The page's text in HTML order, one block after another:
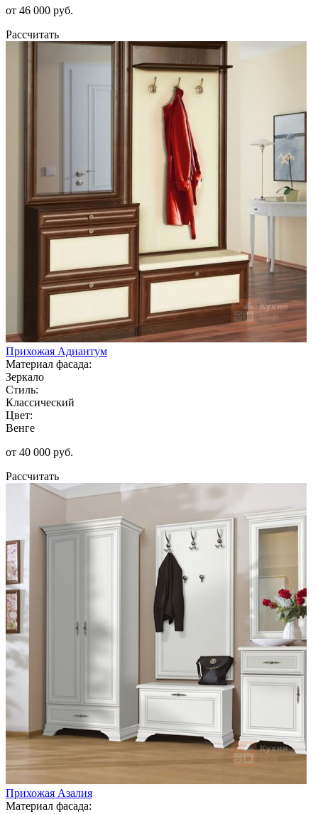
от 46 000 руб.
Рассчитать
Прихожая Адиантум
Материал фасада:
Зеркало
Стиль:
Классический
Цвет:
Венге
от 40 000 руб.
Рассчитать
Прихожая Азалия
Материал фасада: